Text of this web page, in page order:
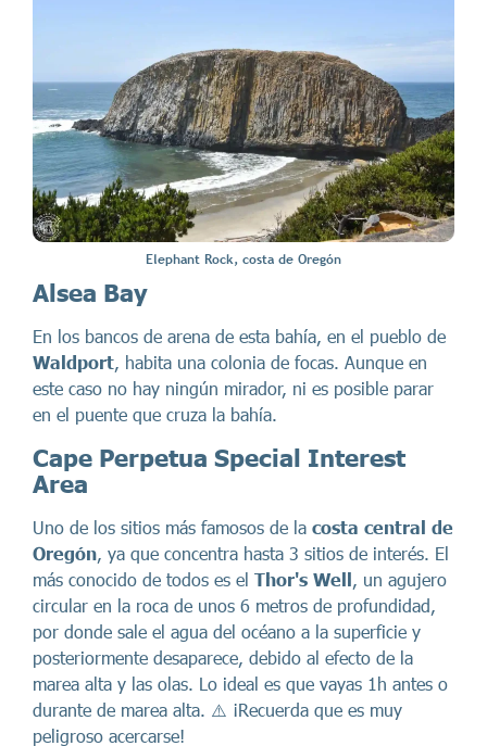
Elephant Rock, costa de Oregón
Alsea Bay
En los bancos de arena de esta bahía, en el pueblo de
Waldport , habita una colonia de focas. Aunque en
este caso no hay ningún mirador, ni es posible parar
en el puente que cruza la bahía.
Cape Perpetua Special Interest
Area
Uno de los sitios más famosos de la costa central de
Oregón , ya que concentra hasta 3 sitios de interés. El
más conocido de todos es el Thor's Well , un agujero
circular en la roca de unos 6 metros de profundidad,
por donde sale el agua del océano a la superficie y
posteriormente desaparece, debido al efecto de la
marea alta y las olas. Lo ideal es que vayas 1h antes o
durante de marea alta. ⚠️ ¡Recuerda que es muy
peligroso acercarse!